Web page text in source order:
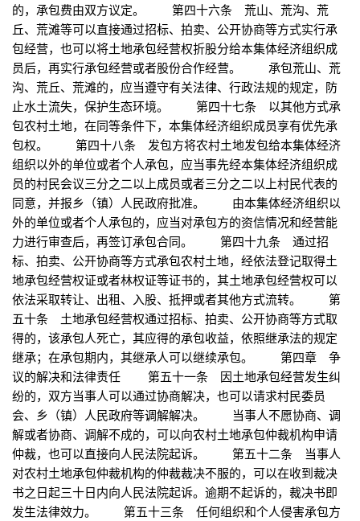
的，承包费由双方议定。 第四十六条 荒山、荒沟、荒
丘、荒滩等可以直接通过招标、拍卖、公开协商等方式实行承
包经营，也可以将土地承包经营权折股分给本集体经济组织成
员后，再实行承包经营或者股份合作经营。 承包荒山、荒
沟、荒丘、荒滩的，应当遵守有关法律、行政法规的规定，防
止水土流失，保护生态环境。 第四十七条 以其他方式承
包农村土地，在同等条件下，本集体经济组织成员享有优先承
包权。 第四十八条 发包方将农村土地发包给本集体经济
组织以外的单位或者个人承包，应当事先经本集体经济组织成
员的村民会议三分之二以上成员或者三分之二以上村民代表的
同意，并报乡（镇）人民政府批准。 由本集体经济组织以
外的单位或者个人承包的，应当对承包方的资信情况和经营能
力进行审查后，再签订承包合同。 第四十九条 通过招
标、拍卖、公开协商等方式承包农村土地，经依法登记取得土
地承包经营权证或者林权证等证书的，其土地承包经营权可以
依法采取转让、出租、入股、抵押或者其他方式流转。 第
五十条 土地承包经营权通过招标、拍卖、公开协商等方式取
得的，该承包人死亡，其应得的承包收益，依照继承法的规定
继承；在承包期内，其继承人可以继续承包。 第四章 争
议的解决和法律责任 第五十一条 因土地承包经营发生纠
纷的，双方当事人可以通过协商解决，也可以请求村民委员
会、乡（镇）人民政府等调解解决。 当事人不愿协商、调
解或者协商、调解不成的，可以向农村土地承包仲裁机构申请
仲裁，也可以直接向人民法院起诉。 第五十二条 当事人
对农村土地承包仲裁机构的仲裁裁决不服的，可以在收到裁决
书之日起三十日内向人民法院起诉。逾期不起诉的，裁决书即
发生法律效力。 第五十三条 任何组织和个人侵害承包方